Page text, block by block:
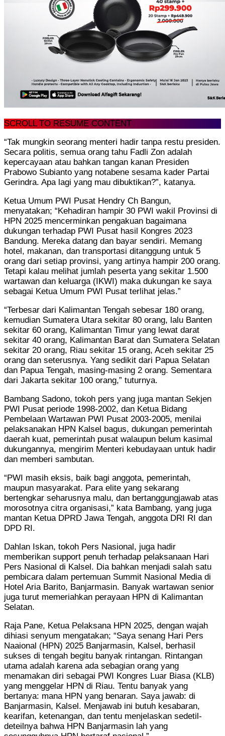
SCROLL TO RESUME CONTENT
“Tak mungkin seorang menteri hadir tanpa restu presiden.
Secara politis, semua orang tahu Fadli Zon adalah
kepercayaan atau bahkan tangan kanan Presiden
Prabowo Subianto yang notabene sesama kader Partai
Gerindra. Apa lagi yang mau dibuktikan?”, katanya.
Ketua Umum PWI Pusat Hendry Ch Bangun,
menyatakan; “Kehadiran hampir 30 PWI wakil Provinsi di
HPN 2025 mencerminkan pengakuan bagaimana
dukungan terhadap PWI Pusat hasil Kongres 2023
Bandung. Mereka datang dan bayar sendiri. Memang
hotel, makanan, dan transportasi ditanggung untuk 5
orang dari setiap provinsi, yang artinya hampir 200 orang.
Tetapi kalau melihat jumlah peserta yang sekitar 1.500
wartawan dan keluarga (IKWI) maka dukungan ke saya
sebagai Ketua Umum PWI Pusat terlihat jelas.”
“Terbesar dari Kalimantan Tengah sebesar 180 orang,
kemudian Sumatera Utara sekitar 80 orang, lalu Banten
sekitar 60 orang, Kalimantan Timur yang lewat darat
sekitar 40 orang, Kalimantan Barat dan Sumatera Selatan
sekitar 20 orang, Riau sekitar 15 orang, Aceh sekitar 25
orang dan seterusnya. Yang sedikit dari Papua Selatan
dan Papua Tengah, masing-masing 2 orang. Sementara
dari Jakarta sekitar 100 orang,” tuturnya.
Bambang Sadono, tokoh pers yang juga mantan Sekjen
PWI Pusat periode 1998-2002, dan Ketua Bidang
Pembelaan Wartawan PWI Pusat 2003-2005, menilai
pelaksanakan HPN Kalsel bagus, dukungan pemerintah
daerah kuat, pemerintah pusat walaupun belum kasimal
dukungannya, mengirim Menteri kebudayaan untuk hadir
dan memberi sambutan.
“PWI masih eksis, baik bagi anggota, pemerintah,
maupun masyarakat. Para elite yang sekarang
bertengkar seharusnya malu, dan bertanggungjawab atas
morosotnya citra organisasi,” kata Bambang, yang juga
mantan Ketua DPRD Jawa Tengah, anggota DRI RI dan
DPD RI.
Dahlan Iskan, tokoh Pers Nasional, juga hadir
memberikan support penuh terhadap pelaksanaan Hari
Pers Nasional di Kalsel. Dia bahkan menjadi salah satu
pembicara dalam pertemuan Summit Nasional Media di
Hotel Aria Barito, Banjarmasin. Banyak wartawan senior
juga turut memeriahkan perayaan HPN di Kalimantan
Selatan.
Raja Pane, Ketua Pelaksana HPN 2025, dengan wajah
dihiasi senyum mengatakan; “Saya senang Hari Pers
Naaional (HPN) 2025 Banjarmasin, Kalsel, berhasil
sukses di tengah begitu banyak rintangan. Rintangan
utama adalah karena ada sebagian orang yang
menamakan diri sebagai PWI Kongres Luar Biasa (KLB)
yang menggelar HPN di Riau. Tentu banyak yang
bertanya: mana HPN yang benaran. Saya jawab: di
Banjarmasin, Kalsel. Menjawab ini butuh kesabaran,
kearifan, ketenangan, dan tentu menjelaskan sedetil-
deteilnya bahwa HPN Banjarmasin lah yang